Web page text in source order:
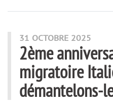
31 OCTOBRE 2025
2ème
migratoire
démantelons-